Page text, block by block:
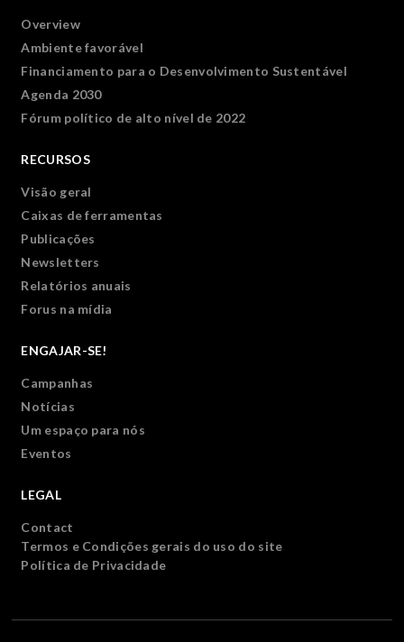
Overview
Ambiente favorável
Financiamento para o Desenvolvimento Sustentável
Agenda 2030
Fórum político de alto nível de 2022
RECURSOS
Visão geral
Caixas de ferramentas
Publicações
Newsletters
Relatórios anuais
Forus na mídia
ENGAJAR-SE!
Campanhas
Notícias
Um espaço para nós
Eventos
LEGAL
Contact
Termos e Condições gerais do uso do site
Política de Privacidade